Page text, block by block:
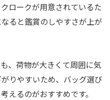
ロークが用意されているた
ると鑑賞のしやすさが上が
、荷物が大きくて周囲に気
りやすいため、バッグ選び
えるのがおすすめです。